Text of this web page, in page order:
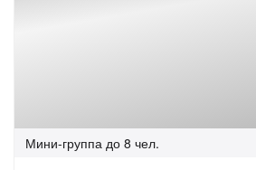
Мини-группа до 8 чел.